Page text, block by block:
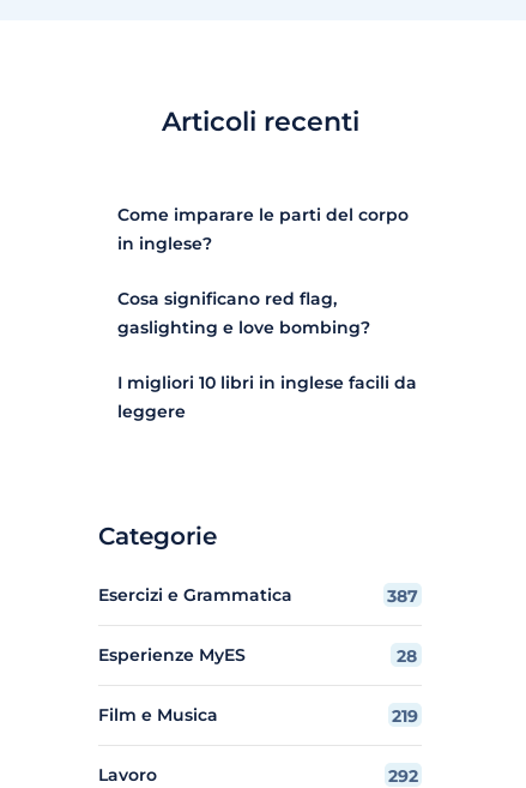
Articoli recenti
Come imparare le parti del corpo
in inglese?
Cosa significano red flag,
gaslighting e love bombing?
I migliori 10 libri in inglese facili da
leggere
Categorie
Esercizi e Grammatica 387
Esperienze MyES 28
Film e Musica 219
Lavoro 292